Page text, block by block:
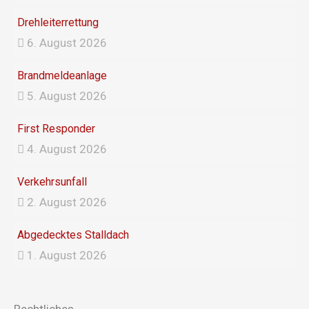
Drehleiterrettung
6. August 2026
Brandmeldeanlage
5. August 2026
First Responder
4. August 2026
Verkehrsunfall
2. August 2026
Abgedecktes Stalldach
1. August 2026